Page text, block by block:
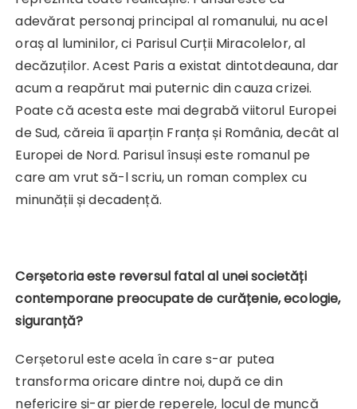
adevărat personaj principal al romanului, nu acel
oraș al luminilor, ci Parisul Curții Miracolelor, al
decăzuților. Acest Paris a existat dintotdeauna, dar
acum a reapărut mai puternic din cauza crizei.
Poate că acesta este mai degrabă viitorul Europei
de Sud, căreia îi aparțin Franța și România, decât al
Europei de Nord. Parisul însuși este romanul pe
care am vrut să-l scriu, un roman complex cu
minunății și decadență.
Cerșetoria este reversul fatal al unei societăți
contemporane preocupate de curățenie, ecologie,
siguranță?
Cerșetorul este acela în care s-ar putea
transforma oricare dintre noi, după ce din
nefericire și-ar pierde reperele, locul de muncă